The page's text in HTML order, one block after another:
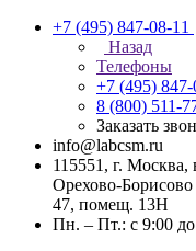
+7 (495) 847-08-11
Назад
Телефоны
+7 (495) 847-
8 (800) 511-
Заказать
info@labcsm.ru
115551, г.
Орехово-
47, помещ. 13Н
Пн. – Пт.: с 9:00